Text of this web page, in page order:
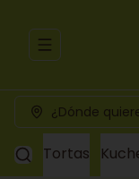
Abrir menu de
¿Dónde
Tortas